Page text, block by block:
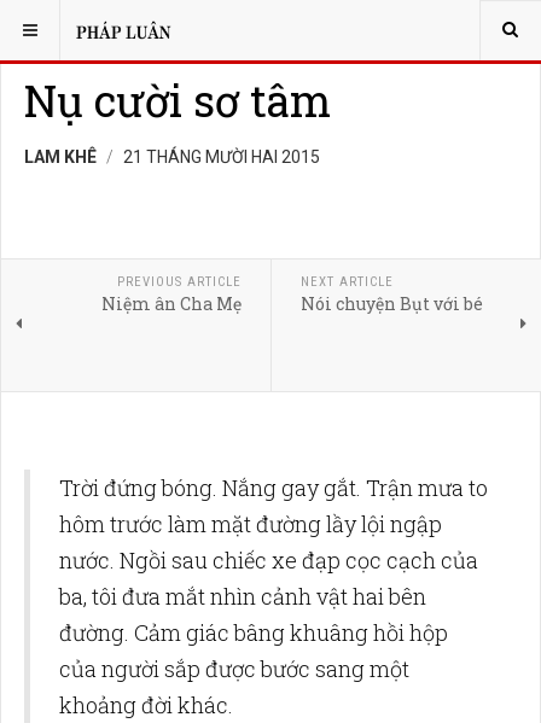
BẠN ĐANG Ở: TRUYỆN
Nụ cười sơ tâm
LAM KHÊ 21 THÁNG MƯỜI HAI 2015
PREVIOUS ARTICLE
Niệm ân Cha Mẹ
NEXT ARTICLE
Nói chuyện Bụt với bé
Trời đứng bóng. Nắng gay gắt. Trận mưa to
hôm trước làm mặt đường lầy lội ngập
nước. Ngồi sau chiếc xe đạp cọc cạch của
ba, tôi đưa mắt nhìn cảnh vật hai bên
đường. Cảm giác bâng khuâng hồi hộp
của người sắp được bước sang một
khoảng đời khác.